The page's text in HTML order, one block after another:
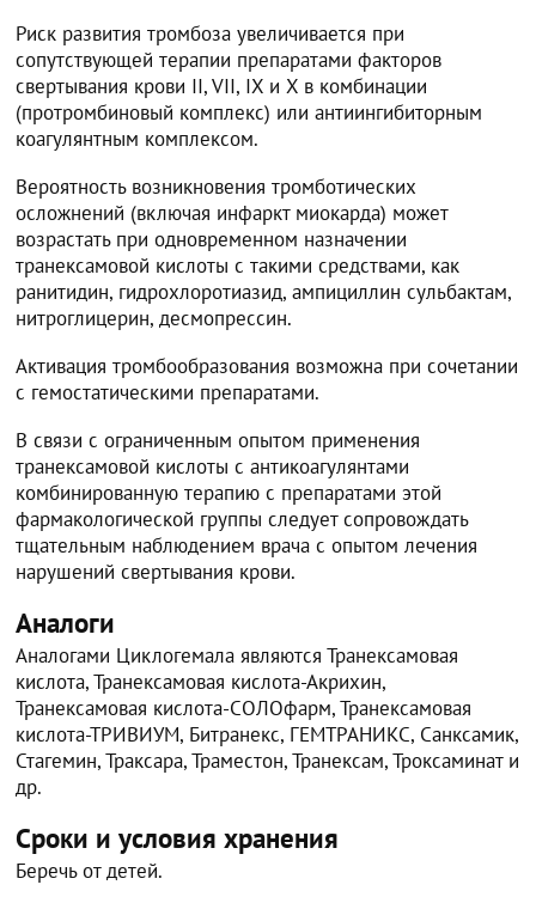
Риск развития тромбоза увеличивается при
сопутствующей терапии препаратами факторов
свертывания крови II, VII, IX и X в комбинации
(протромбиновый комплекс) или антиингибиторным
коагулянтным комплексом.
Вероятность возникновения тромботических
осложнений (включая инфаркт миокарда) может
возрастать при одновременном назначении
транексамовой кислоты с такими средствами, как
ранитидин, гидрохлоротиазид, ампициллин сульбактам,
нитроглицерин, десмопрессин.
Активация тромбообразования возможна при сочетании
с гемостатическими препаратами.
В связи с ограниченным опытом применения
транексамовой кислоты с антикоагулянтами
комбинированную терапию с препаратами этой
фармакологической группы следует сопровождать
тщательным наблюдением врача с опытом лечения
нарушений свертывания крови.
Аналоги
Аналогами Циклогемала являются Транексамовая
кислота, Транексамовая кислота-Акрихин,
Транексамовая кислота-СОЛОфарм, Транексамовая
кислота-ТРИВИУМ, Битранекс, ГЕМТРАНИКС, Санксамик,
Стагемин, Траксара, Траместон, Транексам, Троксаминат и
др.
Сроки и условия хранения
Беречь от детей.